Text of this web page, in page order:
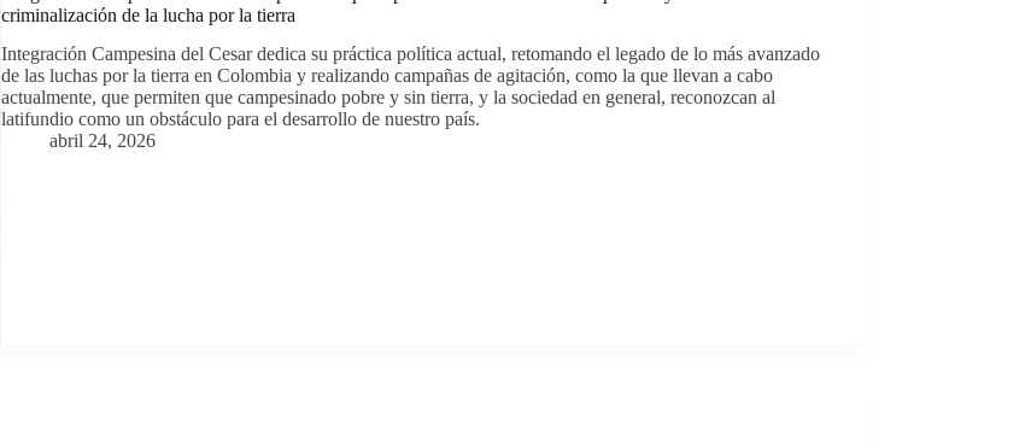
criminalización de la lucha por la tierra
Integración Campesina del Cesar dedica su práctica política actual, retomando el legado de lo más avanzado
de las luchas por la tierra en Colombia y realizando campañas de agitación, como la que llevan a cabo
actualmente, que permiten que campesinado pobre y sin tierra, y la sociedad en general, reconozcan al
latifundio como un obstáculo para el desarrollo de nuestro país.
abril 24, 2026